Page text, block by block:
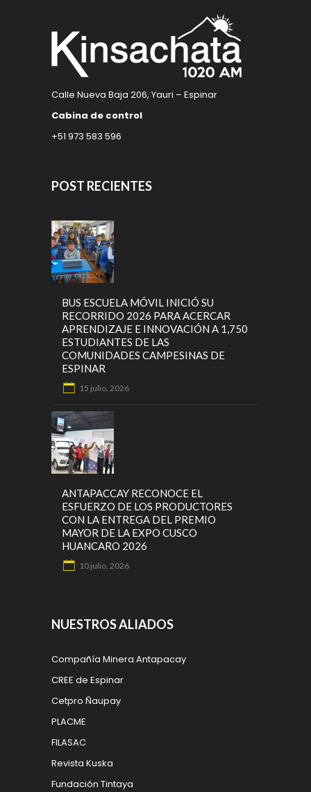
Calle Nueva Baja 206, Yauri – Espinar
Cabina de control
+51 973 583 596
POST RECIENTES
BUS ESCUELA MÓVIL INICIÓ SU
RECORRIDO 2026 PARA ACERCAR
APRENDIZAJE E INNOVACIÓN A 1,750
ESTUDIANTES DE LAS
COMUNIDADES CAMPESINAS DE
ESPINAR
15 julio, 2026
ANTAPACCAY RECONOCE EL
ESFUERZO DE LOS PRODUCTORES
CON LA ENTREGA DEL PREMIO
MAYOR DE LA EXPO CUSCO
HUANCARO 2026
10 julio, 2026
NUESTROS ALIADOS
Compañía Minera Antapacay
CREE de Espinar
Cetpro Ñaupay
PLACME
FILASAC
Revista Kuska
Fundación Tintaya